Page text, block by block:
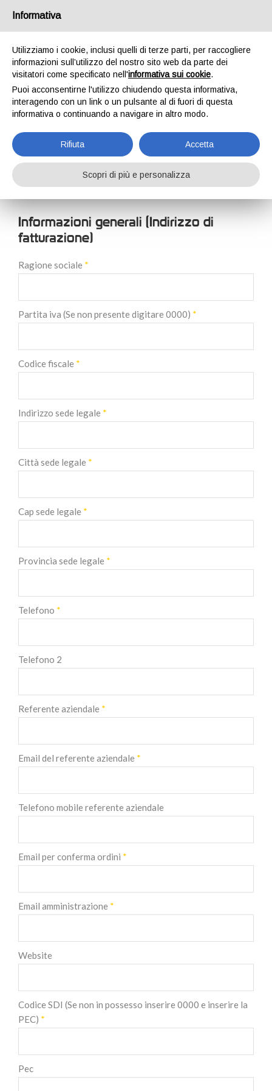
REGISTRAZIONE
NUOVO CLIENTE
Informazioni generali (Indirizzo di
fatturazione)
Ragione sociale *
Partita iva (Se non presente digitare 0000) *
Codice fiscale *
Indirizzo sede legale *
Città sede legale *
Cap sede legale *
Provincia sede legale *
Telefono *
Telefono 2
Referente aziendale *
Email del referente aziendale *
Telefono mobile referente aziendale
Email per conferma ordini *
Email amministrazione *
Website
Codice SDI (Se non in possesso inserire 0000 e inserire la
PEC) *
Pec
Informativa
Utilizziamo i cookie, inclusi quelli di terze parti, per raccogliere
informazioni sull’utilizzo del nostro sito web da parte dei
visitatori come specificato nell'informativa sui cookie.
Puoi acconsentirne l'utilizzo chiudendo questa informativa,
interagendo con un link o un pulsante al di fuori di questa
informativa o continuando a navigare in altro modo.
Rifiuta Accetta
Scopri di più e personalizza